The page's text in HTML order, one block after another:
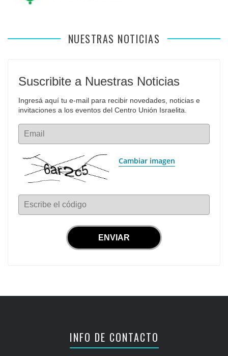
NUESTRAS NOTICIAS
Suscribite a Nuestras Noticias
Ingresá aquí tu e-mail para recibir novedades, noticias e
invitaciones a los eventos del Centro Unión Israelita.
Email
Cambiar imagen
Escribe el código
INFO DE CONTACTO